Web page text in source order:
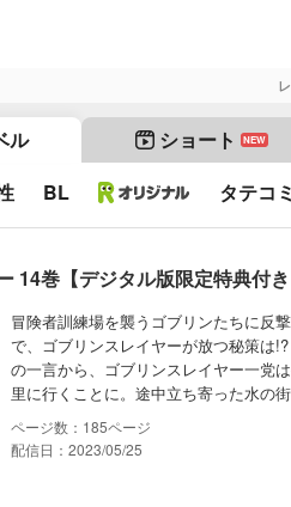
ル ショート NEW
BL タテコミ
14巻【デジタル版限定特典付き
冒険者訓練場を襲うゴブリンたちに反
で、ゴブリンスレイヤーが放つ秘策は
の一言から、ゴブリンスレイヤー一党
里に行くことに。途中立ち寄った水の
185
配信日：2023/05/25